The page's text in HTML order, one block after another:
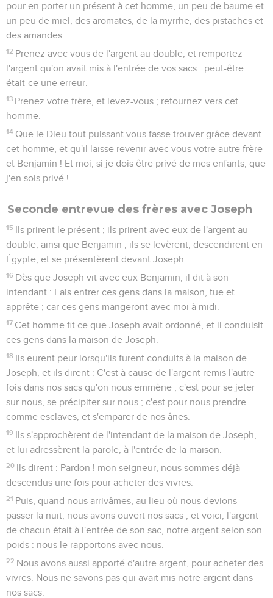
pour en porter un présent à cet homme, un peu de baume et
un peu de miel, des aromates, de la myrrhe, des pistaches et
des amandes.
12 Prenez avec vous de l'argent au double, et remportez
l'argent qu'on avait mis à l'entrée de vos sacs : peut-être
était-ce une erreur.
13 Prenez votre frère, et levez-vous ; retournez vers cet
homme.
14 Que le Dieu tout puissant vous fasse trouver grâce devant
cet homme, et qu'il laisse revenir avec vous votre autre frère
et Benjamin ! Et moi, si je dois être privé de mes enfants, que
j'en sois privé !
Seconde entrevue des frères avec Joseph
15 Ils prirent le présent ; ils prirent avec eux de l'argent au
double, ainsi que Benjamin ; ils se levèrent, descendirent en
Égypte, et se présentèrent devant Joseph.
16 Dès que Joseph vit avec eux Benjamin, il dit à son
intendant : Fais entrer ces gens dans la maison, tue et
apprête ; car ces gens mangeront avec moi à midi.
17 Cet homme fit ce que Joseph avait ordonné, et il conduisit
ces gens dans la maison de Joseph.
18 Ils eurent peur lorsqu'ils furent conduits à la maison de
Joseph, et ils dirent : C'est à cause de l'argent remis l'autre
fois dans nos sacs qu'on nous emmène ; c'est pour se jeter
sur nous, se précipiter sur nous ; c'est pour nous prendre
comme esclaves, et s'emparer de nos ânes.
19 Ils s'approchèrent de l'intendant de la maison de Joseph,
et lui adressèrent la parole, à l'entrée de la maison.
20 Ils dirent : Pardon ! mon seigneur, nous sommes déjà
descendus une fois pour acheter des vivres.
21 Puis, quand nous arrivâmes, au lieu où nous devions
passer la nuit, nous avons ouvert nos sacs ; et voici, l'argent
de chacun était à l'entrée de son sac, notre argent selon son
poids : nous le rapportons avec nous.
22 Nous avons aussi apporté d'autre argent, pour acheter des
vivres. Nous ne savons pas qui avait mis notre argent dans
nos sacs.